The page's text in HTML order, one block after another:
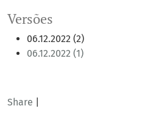
Versões
06.12.2022 (2)
06.12.2022 (1)
Share